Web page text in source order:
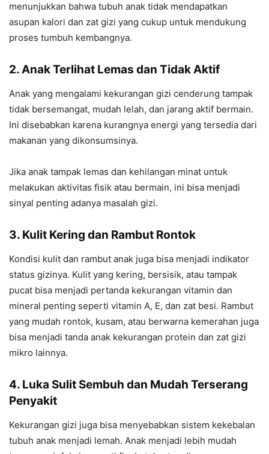
menunjukkan bahwa tubuh anak tidak mendapatkan
asupan kalori dan zat gizi yang cukup untuk mendukung
proses tumbuh kembangnya.
2. Anak Terlihat Lemas dan Tidak Aktif
Anak yang mengalami kekurangan gizi cenderung tampak
tidak bersemangat, mudah lelah, dan jarang aktif bermain.
Ini disebabkan karena kurangnya energi yang tersedia dari
makanan yang dikonsumsinya.
Jika anak tampak lemas dan kehilangan minat untuk
melakukan aktivitas fisik atau bermain, ini bisa menjadi
sinyal penting adanya masalah gizi.
3. Kulit Kering dan Rambut Rontok
Kondisi kulit dan rambut anak juga bisa menjadi indikator
status gizinya. Kulit yang kering, bersisik, atau tampak
pucat bisa menjadi pertanda kekurangan vitamin dan
mineral penting seperti vitamin A, E, dan zat besi. Rambut
yang mudah rontok, kusam, atau berwarna kemerahan juga
bisa menjadi tanda anak kekurangan protein dan zat gizi
mikro lainnya.
4. Luka Sulit Sembuh dan Mudah Terserang
Penyakit
Kekurangan gizi juga bisa menyebabkan sistem kekebalan
tubuh anak menjadi lemah. Anak menjadi lebih mudah